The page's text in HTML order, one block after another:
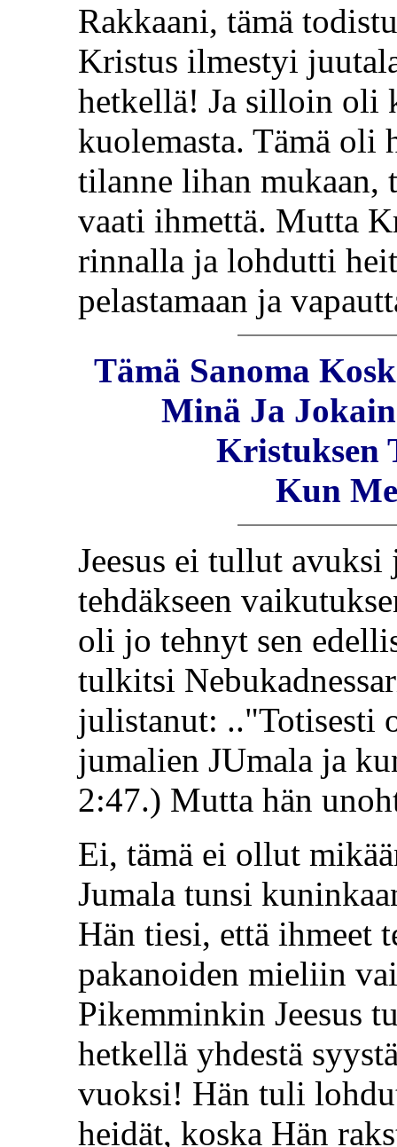
Rakkaani, tämä
Kristus ilmestyi
hetkellä! Ja silloin oli
kuolemasta. Tämä oli
tilanne lihan mukaan,
vaati ihmettä. Mutta
rinnalla ja lohdutti
pelastamaan ja
Tämä Sanoma
Minä Ja
Kristuksen
Kun
Jeesus ei tullut avuksi
tehdäkseen
oli jo tehnyt sen
tulkitsi
julistanut: .."Totisesti
jumalien JUmala ja
2:47.) Mutta hän
Ei, tämä ei ollut
Jumala tunsi
Hän tiesi, että ihmeet
pakanoiden mieliin
Pikemminkin Jeesus
hetkellä yhdestä
vuoksi! Hän tuli
heidät, koska Hän